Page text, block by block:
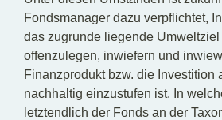
Fondsmanager dazu verpflichtet,
das zugrunde liegende
offenzulegen, inwiefern und
Finanzprodukt bzw. die Investition
nachhaltig einzustufen ist. In
letztendlich der Fonds an der